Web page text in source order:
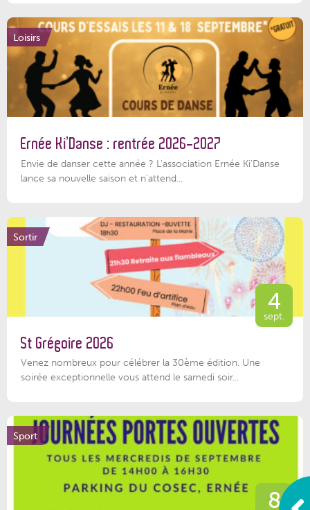
Loisirs
Ernée Ki’Danse : rentrée 2026-2027
Envie de danser cette année ? L'association Ernée Ki'Danse
lance sa nouvelle saison et n'attend...
Sortir
4
sept.
St Grégoire 2026
Venez nombreux pour célébrer la 30ème édition. Une
soirée exceptionnelle vous attend le samedi soir...
Sport
8